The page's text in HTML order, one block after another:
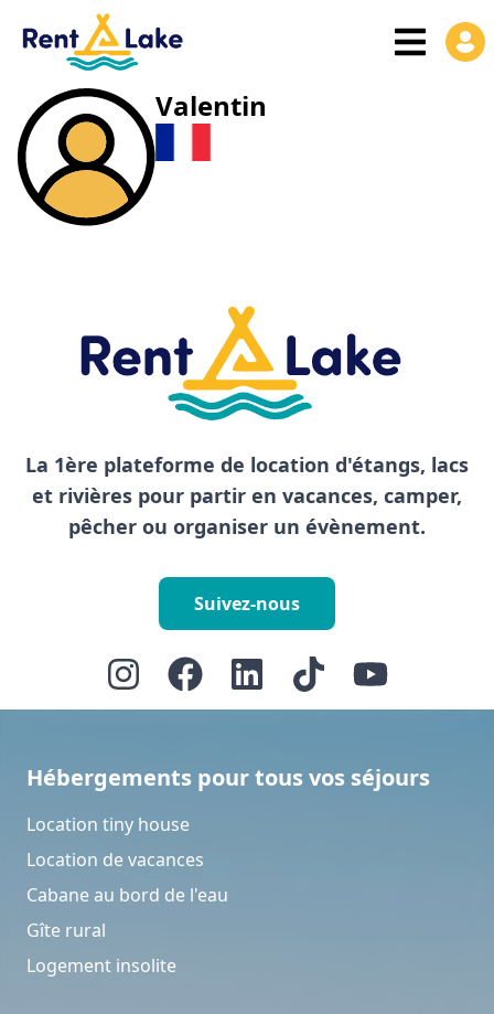
Valentin
La 1ère plateforme de location d'étangs, lacs
et rivières pour partir en vacances, camper,
pêcher ou organiser un évènement.
Suivez-nous
Hébergements pour tous vos séjours
Location tiny house
Location de vacances
Cabane au bord de l'eau
Gîte rural
Logement insolite